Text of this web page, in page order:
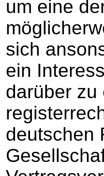
um eine
sich
ein
darüber zu
deutschen